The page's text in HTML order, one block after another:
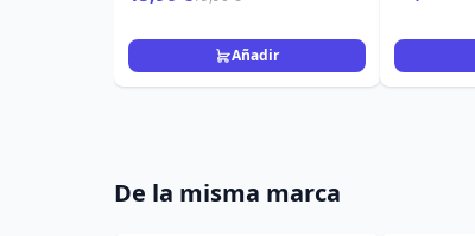
Añadir
D-STAGE
De la misma marca